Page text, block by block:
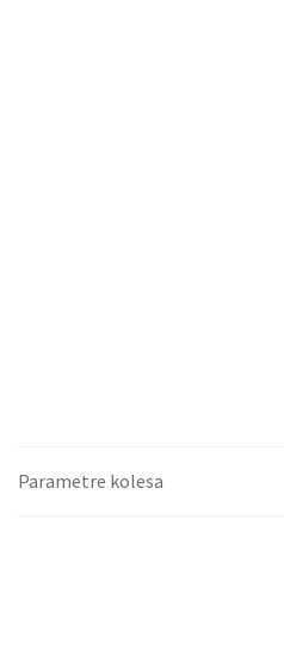
Parametre kolesa